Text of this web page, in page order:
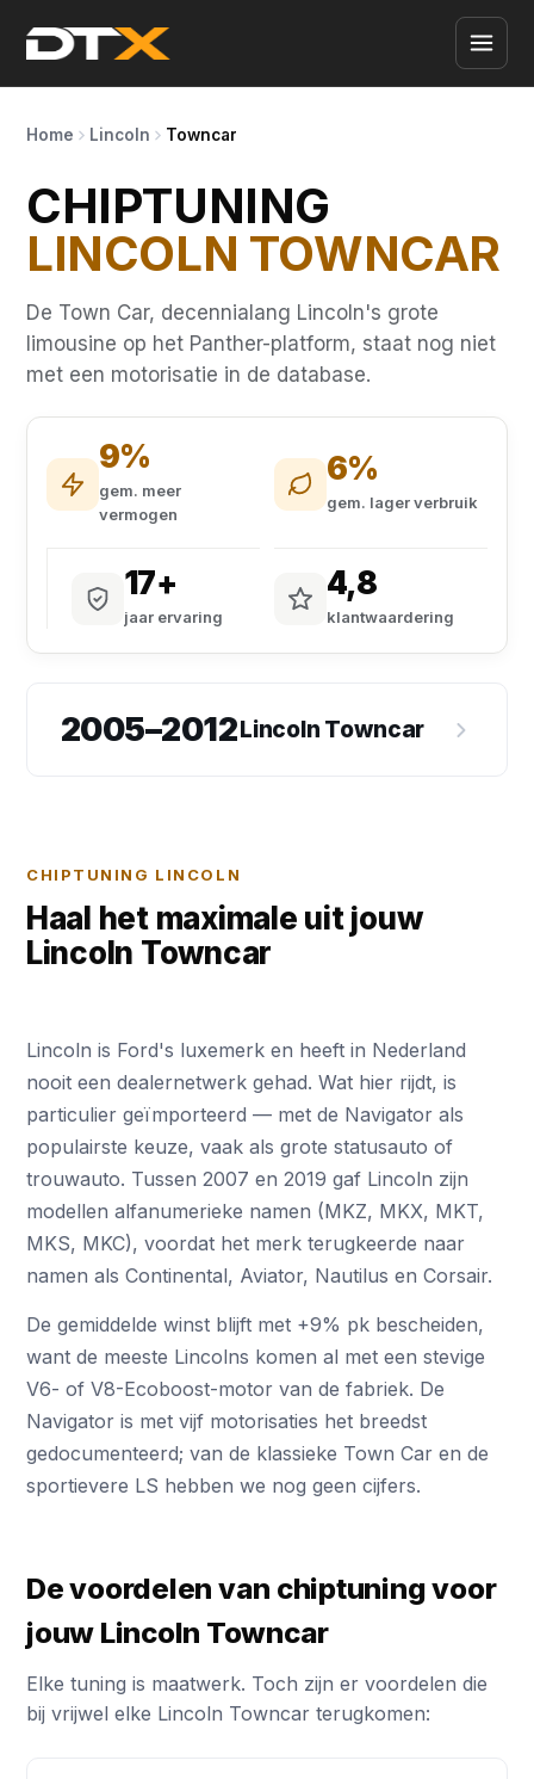
Home Lincoln Towncar
CHIPTUNING
LINCOLN TOWNCAR
De Town Car, decennialang Lincoln's grote
limousine op het Panther-platform, staat nog niet
met een motorisatie in de database.
9%
gem. meer
vermogen
6%
gem. lager verbruik
17+
jaar ervaring
4,8
klantwaardering
2005–2012Lincoln Towncar
CHIPTUNING LINCOLN
Haal het maximale uit jouw
Lincoln Towncar
Lincoln is Ford's luxemerk en heeft in Nederland
nooit een dealernetwerk gehad. Wat hier rijdt, is
particulier geïmporteerd — met de Navigator als
populairste keuze, vaak als grote statusauto of
trouwauto. Tussen 2007 en 2019 gaf Lincoln zijn
modellen alfanumerieke namen (MKZ, MKX, MKT,
MKS, MKC), voordat het merk terugkeerde naar
namen als Continental, Aviator, Nautilus en Corsair.
De gemiddelde winst blijft met +9% pk bescheiden,
want de meeste Lincolns komen al met een stevige
V6- of V8-Ecoboost-motor van de fabriek. De
Navigator is met vijf motorisaties het breedst
gedocumenteerd; van de klassieke Town Car en de
sportievere LS hebben we nog geen cijfers.
De voordelen van chiptuning voor
jouw Lincoln Towncar
Elke tuning is maatwerk. Toch zijn er voordelen die
bij vrijwel elke Lincoln Towncar terugkomen: